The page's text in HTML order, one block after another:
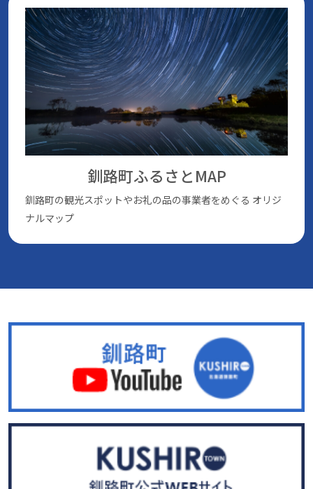
釧路町ふるさとMAP
釧路町の観光スポットやお礼の品の事業者をめぐる オリジ
ナルマップ